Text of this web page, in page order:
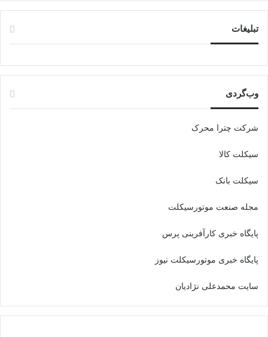
تبلیغات
وب‌گردی
شرکت چترا محرک
سیکلت کالا
سیکلت بانک
مجله صنعت موتورسیکلت
پایگاه خبری کارآفرینی پرس
پایگاه خبری موتورسیکلت نیوز
سایت محمدعلی نژادیان